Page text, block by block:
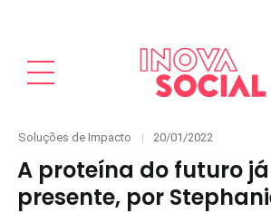
Categories
Soluções de Impacto
Posted
20/01/2022
A proteína do futuro
presente, por